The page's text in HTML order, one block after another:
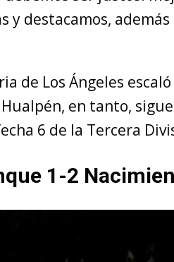
y destacamos,
de Los Ángeles
en tanto,
6 de la Tercera
1-2